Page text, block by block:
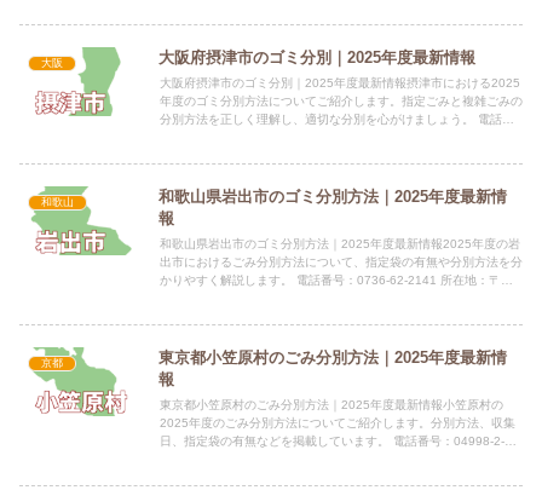
大阪 大阪府摂津市のゴミ分別｜2025年度最新情報
大阪府摂津市のゴミ分別｜2025年度最新情報摂津市における2025
年度のゴミ分別方法についてご紹介します。指定ごみと複雑ごみの
分別方法を正しく理解し、適切な分別を心がけましょう。 電話番
和歌山
和歌山県岩出市のゴミ分別方法｜2025年度最新情
報
和歌山県岩出市のゴミ分別方法｜2025年度最新情報2025年度の岩
出市におけるごみ分別方法について、指定袋の有無や分別方法を分
かりやすく解説します。 電話番号：0736-62-2141 所在地：〒
京都
東京都小笠原村のごみ分別方法｜2025年度最新情
報
東京都小笠原村のごみ分別方法｜2025年度最新情報小笠原村の
2025年度のごみ分別方法についてご紹介します。分別方法、収集
日、指定袋の有無などを掲載しています。 電話番号：04998-2-